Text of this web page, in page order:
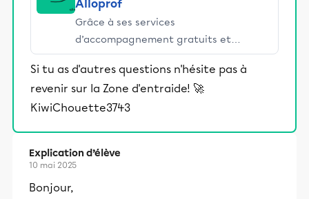
Alloprof
Grâce à ses services
d’accompagnement gratuits et
stimulants, Alloprof engage les élèves
et leurs parents dans la réussite
éducative.
Si tu as d'autres questions n'hésite pas à
revenir sur la Zone d'entraide! 🚀
KiwiChouette3743
Explication d’élève
10 mai 2025
Bonjour,